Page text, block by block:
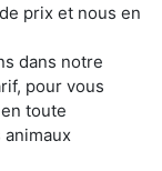
prix et nous en
dans notre
pour vous
toute